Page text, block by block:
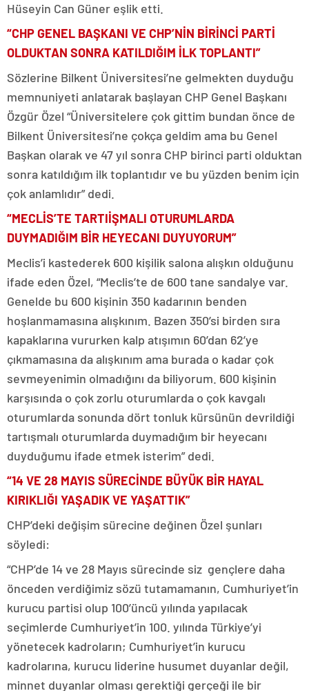
Hüseyin Can Güner eşlik etti.
“CHP GENEL BAŞKANI VE CHP’NİN BİRİNCİ PARTİ
OLDUKTAN SONRA KATILDIĞIM İLK TOPLANTI”
Sözlerine Bilkent Üniversitesi’ne gelmekten duyduğu
memnuniyeti anlatarak başlayan CHP Genel Başkanı
Özgür Özel “Üniversitelere çok gittim bundan önce de
Bilkent Üniversitesi’ne çokça geldim ama bu Genel
Başkan olarak ve 47 yıl sonra CHP birinci parti olduktan
sonra katıldığım ilk toplantıdır ve bu yüzden benim için
çok anlamlıdır” dedi.
“MECLİS’TE TARTIİŞMALI OTURUMLARDA
DUYMADIĞIM BİR HEYECANI DUYUYORUM”
Meclis’i kastederek 600 kişilik salona alışkın olduğunu
ifade eden Özel, “Meclis’te de 600 tane sandalye var.
Genelde bu 600 kişinin 350 kadarının benden
hoşlanmamasına alışkınım. Bazen 350’si birden sıra
kapaklarına vururken kalp atışımın 60’dan 62’ye
çıkmamasına da alışkınım ama burada o kadar çok
sevmeyenimin olmadığını da biliyorum. 600 kişinin
karşısında o çok zorlu oturumlarda o çok kavgalı
oturumlarda sonunda dört tonluk kürsünün devrildiği
tartışmalı oturumlarda duymadığım bir heyecanı
duyduğumu ifade etmek isterim” dedi.
“14 VE 28 MAYIS SÜRECİNDE BÜYÜK BİR HAYAL
KIRIKLIĞI YAŞADIK VE YAŞATTIK”
CHP’deki değişim sürecine değinen Özel şunları
söyledi:
“CHP’de 14 ve 28 Mayıs sürecinde siz gençlere daha
önceden verdiğimiz sözü tutamamanın, Cumhuriyet’in
kurucu partisi olup 100’üncü yılında yapılacak
seçimlerde Cumhuriyet’in 100. yılında Türkiye’yi
yönetecek kadroların; Cumhuriyet’in kurucu
kadrolarına, kurucu liderine husumet duyanlar değil,
minnet duyanlar olması gerektiği gerçeği ile bir